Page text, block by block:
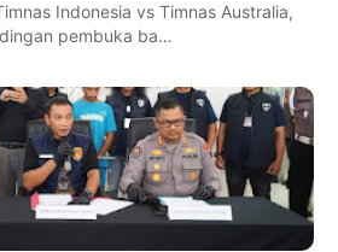
Indonesia vs Timnas Australia,
pembuka ba…